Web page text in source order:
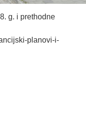
g. i prethodne
planovi-i-